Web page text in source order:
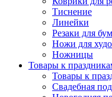
Тиснение
Линейки
Резаки для
Ножи для
Ножницы
Товары к
Товары к
Свадебная